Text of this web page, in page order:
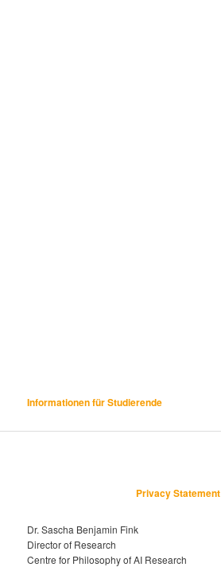
Informationen für Studierende
Privacy Statement
Dr. Sascha Benjamin Fink
Director of Research
Centre for Philosophy of AI Research